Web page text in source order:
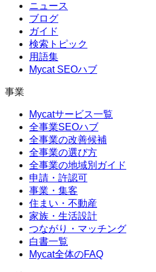
ニュース
ブログ
ガイド
検索トピック
用語集
Mycat SEOハブ
事業
Mycatサービス一覧
全事業SEOハブ
全事業の改善候補
全事業の選び方
全事業の地域別ガイド
申請・許認可
事業・集客
住まい・不動産
家族・生活設計
つながり・マッチング
白書一覧
Mycat全体のFAQ